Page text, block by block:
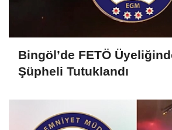
Bingöl’de FETÖ
Şüpheli Tutuklandı